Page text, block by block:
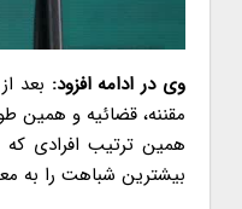
وی در ادامه افزود: بعد
مقننه، قضائیه و همین
همین ترتیب افرادی که
بیشترین شباهت را به